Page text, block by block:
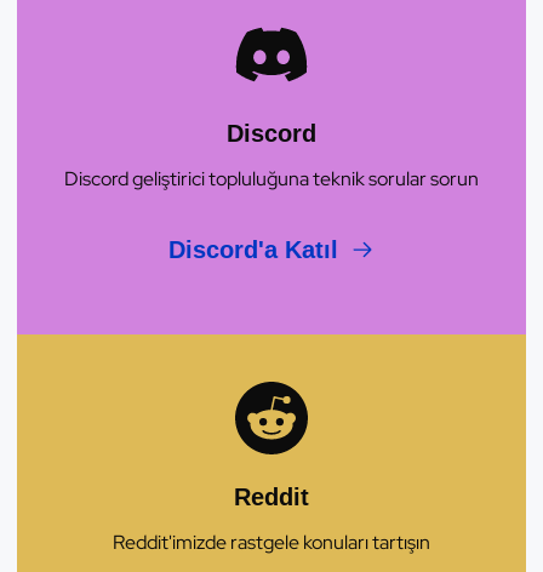
Discord
Discord geliştirici topluluğuna teknik sorular sorun
Discord'a Katıl
Reddit
Reddit'imizde rastgele konuları tartışın